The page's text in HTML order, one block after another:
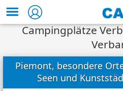
Campingplätze
Piemont, besondere
Seen und